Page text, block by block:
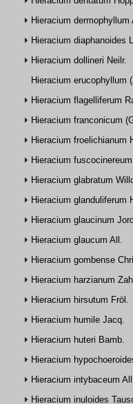
Hieracium dermophyllum
Hieracium diaphanoides
Hieracium dollineri Neilr.
Hieracium erucophyllum
Hieracium flagelliferum
Hieracium franconicum
Hieracium froelichianum
Hieracium
Hieracium glabratum
Hieracium glanduliferum
Hieracium glaucinum
Hieracium glaucum All.
Hieracium gombense
Hieracium harzianum
Hieracium hirsutum Fröl.
Hieracium humile Jacq.
Hieracium huteri Bamb.
Hieracium
Hieracium intybaceum
Hieracium inuloides